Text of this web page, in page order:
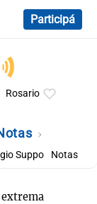
Participá
Rosario
Suppo Notas